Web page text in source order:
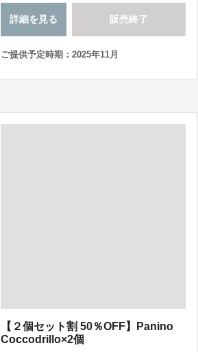
詳細を見る 販売終了
ご提供予定時期：2025年11月
【２個セット割 50％OFF】Panino
Coccodrillo×2個